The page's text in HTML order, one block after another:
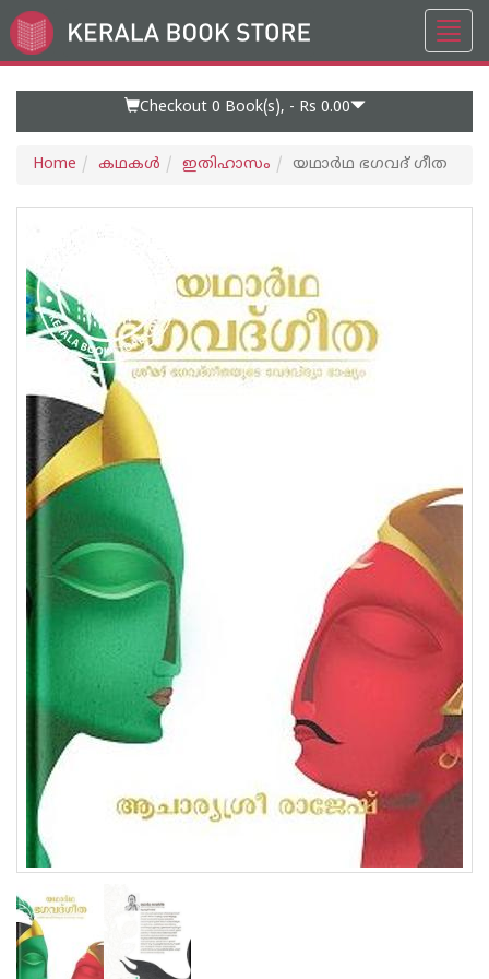
Go
to
Checkout 0 Book(s), - Rs 0.00
Home കഥകള്‍ ഇതിഹാസം യഥാര്‍ഥ ഭഗവദ് ഗീത